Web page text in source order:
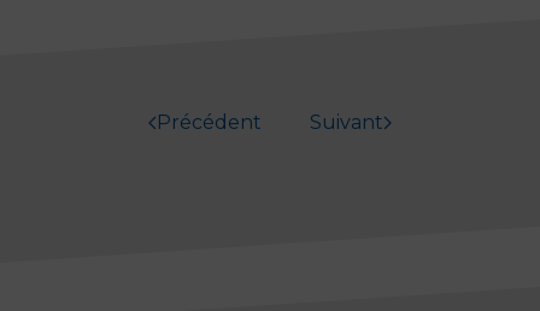
Précédent Suivant